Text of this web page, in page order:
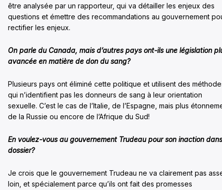
être analysée par un rapporteur, qui va détailler les enjeux des
questions et émettre des recommandations au gouvernement
rectifier les enjeux.
On parle du Canada, mais d’autres pays ont-ils une législation
avancée en matière de don du sang?
Plusieurs pays ont éliminé cette politique et utilisent des
qui n’identifient pas les donneurs de sang à leur orientation
sexuelle. C’est le cas de l’Italie, de l’Espagne, mais plus
de la Russie ou encore de l’Afrique du Sud!
En voulez-vous au gouvernement Trudeau pour son inaction
dossier?
Je crois que le gouvernement Trudeau ne va clairement pas
loin, et spécialement parce qu’ils ont fait des promesses